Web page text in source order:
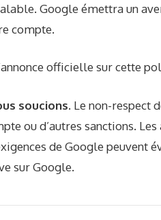
Google émettra un
compte.
officielle sur cette
soucions. Le non-respect
ou d’autres sanctions.
de Google peuvent
sur Google.